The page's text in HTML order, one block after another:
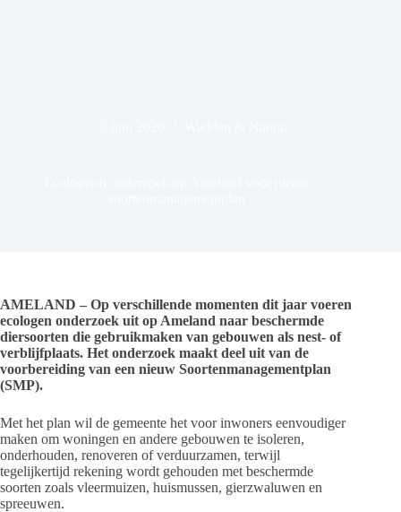
AMELAND – Op verschillende momenten dit jaar voeren
ecologen onderzoek uit op Ameland naar beschermde
diersoorten die gebruikmaken van gebouwen als nest- of
verblijfplaats. Het onderzoek maakt deel uit van de
voorbereiding van een nieuw Soortenmanagementplan
(SMP).
Met het plan wil de gemeente het voor inwoners eenvoudiger
maken om woningen en andere gebouwen te isoleren,
onderhouden, renoveren of verduurzamen, terwijl
tegelijkertijd rekening wordt gehouden met beschermde
soorten zoals vleermuizen, huismussen, gierzwaluwen en
spreeuwen.